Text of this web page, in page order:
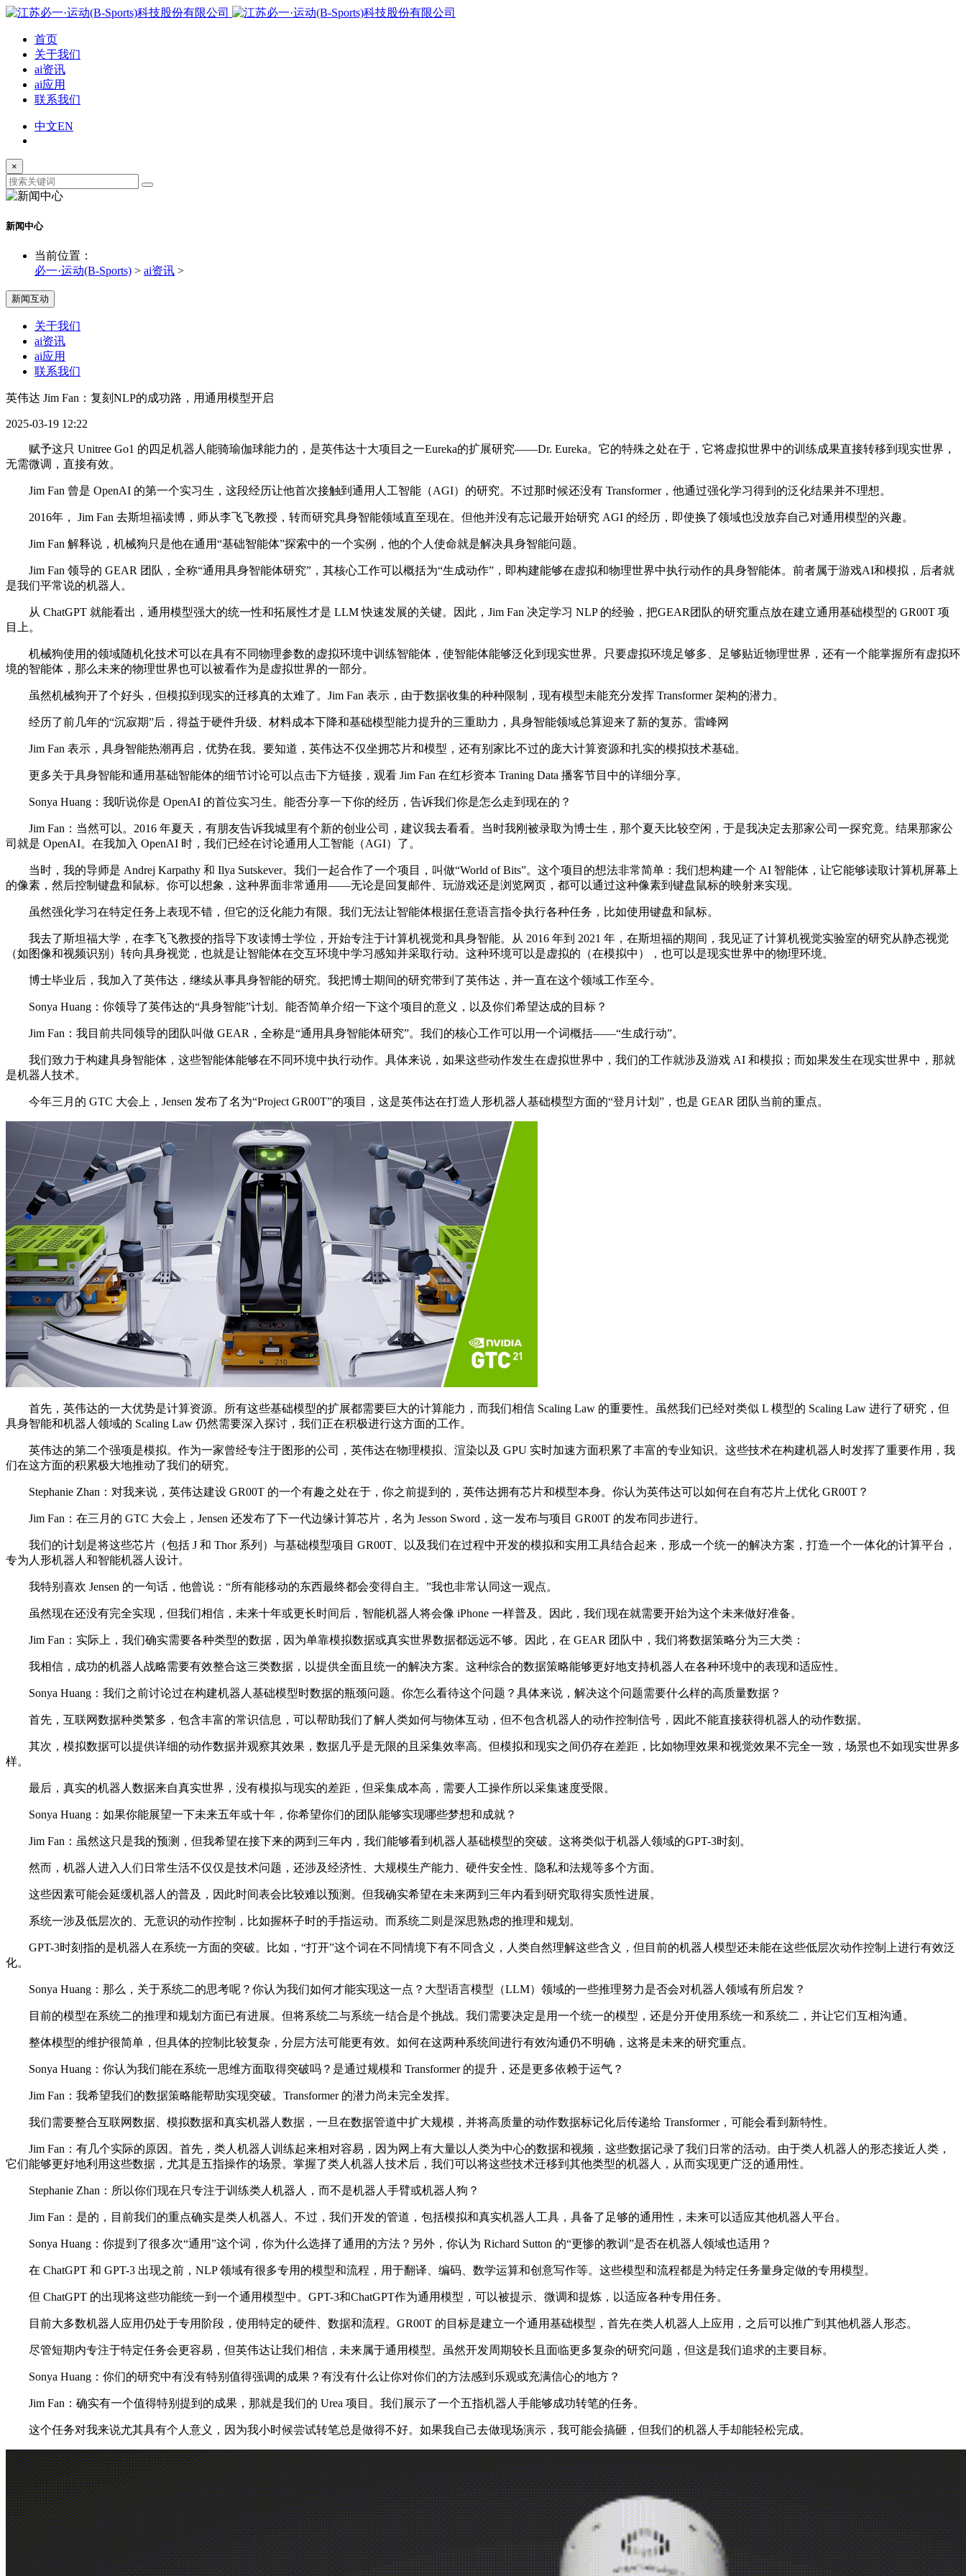
首页
关于我们
ai资讯
ai应用
联系我们
中文EN
×
新闻中心
当前位置：
必一·运动(B-Sports) > ai资讯 >
新闻互动
关于我们
ai资讯
ai应用
联系我们
英伟达 Jim Fan：复刻NLP的成功路，用通用模型开启
2025-03-19 12:22
赋予这只 Unitree Go1 的四足机器人能骑瑜伽球能力的，是英伟达十大项目之一Eureka的扩展研究——Dr. Eureka。它的特殊之处在于，它将虚拟世界中的训练成果直接转移到现实世界，
无需微调，直接有效。
Jim Fan 曾是 OpenAI 的第一个实习生，这段经历让他首次接触到通用人工智能（AGI）的研究。不过那时候还没有 Transformer，他通过强化学习得到的泛化结果并不理想。
2016年， Jim Fan 去斯坦福读博，师从李飞飞教授，转而研究具身智能领域直至现在。但他并没有忘记最开始研究 AGI 的经历，即使换了领域也没放弃自己对通用模型的兴趣。
Jim Fan 解释说，机械狗只是他在通用“基础智能体”探索中的一个实例，他的个人使命就是解决具身智能问题。
Jim Fan 领导的 GEAR 团队，全称“通用具身智能体研究”，其核心工作可以概括为“生成动作”，即构建能够在虚拟和物理世界中执行动作的具身智能体。前者属于游戏AI和模拟，后者就
是我们平常说的机器人。
从 ChatGPT 就能看出，通用模型强大的统一性和拓展性才是 LLM 快速发展的关键。因此，Jim Fan 决定学习 NLP 的经验，把GEAR团队的研究重点放在建立通用基础模型的 GR00T 项
目上。
机械狗使用的领域随机化技术可以在具有不同物理参数的虚拟环境中训练智能体，使智能体能够泛化到现实世界。只要虚拟环境足够多、足够贴近物理世界，还有一个能掌握所有虚拟环
境的智能体，那么未来的物理世界也可以被看作为是虚拟世界的一部分。
虽然机械狗开了个好头，但模拟到现实的迁移真的太难了。Jim Fan 表示，由于数据收集的种种限制，现有模型未能充分发挥 Transformer 架构的潜力。
经历了前几年的“沉寂期”后，得益于硬件升级、材料成本下降和基础模型能力提升的三重助力，具身智能领域总算迎来了新的复苏。雷峰网
Jim Fan 表示，具身智能热潮再启，优势在我。要知道，英伟达不仅坐拥芯片和模型，还有别家比不过的庞大计算资源和扎实的模拟技术基础。
更多关于具身智能和通用基础智能体的细节讨论可以点击下方链接，观看 Jim Fan 在红杉资本 Traning Data 播客节目中的详细分享。
Sonya Huang：我听说你是 OpenAI 的首位实习生。能否分享一下你的经历，告诉我们你是怎么走到现在的？
Jim Fan：当然可以。2016 年夏天，有朋友告诉我城里有个新的创业公司，建议我去看看。当时我刚被录取为博士生，那个夏天比较空闲，于是我决定去那家公司一探究竟。结果那家公
司就是 OpenAI。在我加入 OpenAI 时，我们已经在讨论通用人工智能（AGI）了。
当时，我的导师是 Andrej Karpathy 和 Ilya Sutskever。我们一起合作了一个项目，叫做“World of Bits”。这个项目的想法非常简单：我们想构建一个 AI 智能体，让它能够读取计算机屏幕上
的像素，然后控制键盘和鼠标。你可以想象，这种界面非常通用——无论是回复邮件、玩游戏还是浏览网页，都可以通过这种像素到键盘鼠标的映射来实现。
虽然强化学习在特定任务上表现不错，但它的泛化能力有限。我们无法让智能体根据任意语言指令执行各种任务，比如使用键盘和鼠标。
我去了斯坦福大学，在李飞飞教授的指导下攻读博士学位，开始专注于计算机视觉和具身智能。从 2016 年到 2021 年，在斯坦福的期间，我见证了计算机视觉实验室的研究从静态视觉
（如图像和视频识别）转向具身视觉，也就是让智能体在交互环境中学习感知并采取行动。这种环境可以是虚拟的（在模拟中），也可以是现实世界中的物理环境。
博士毕业后，我加入了英伟达，继续从事具身智能的研究。我把博士期间的研究带到了英伟达，并一直在这个领域工作至今。
Sonya Huang：你领导了英伟达的“具身智能”计划。能否简单介绍一下这个项目的意义，以及你们希望达成的目标？
Jim Fan：我目前共同领导的团队叫做 GEAR，全称是“通用具身智能体研究”。我们的核心工作可以用一个词概括——“生成行动”。
我们致力于构建具身智能体，这些智能体能够在不同环境中执行动作。具体来说，如果这些动作发生在虚拟世界中，我们的工作就涉及游戏 AI 和模拟；而如果发生在现实世界中，那就
是机器人技术。
今年三月的 GTC 大会上，Jensen 发布了名为“Project GR00T”的项目，这是英伟达在打造人形机器人基础模型方面的“登月计划”，也是 GEAR 团队当前的重点。
首先，英伟达的一大优势是计算资源。所有这些基础模型的扩展都需要巨大的计算能力，而我们相信 Scaling Law 的重要性。虽然我们已经对类似 L 模型的 Scaling Law 进行了研究，但
具身智能和机器人领域的 Scaling Law 仍然需要深入探讨，我们正在积极进行这方面的工作。
英伟达的第二个强项是模拟。作为一家曾经专注于图形的公司，英伟达在物理模拟、渲染以及 GPU 实时加速方面积累了丰富的专业知识。这些技术在构建机器人时发挥了重要作用，我
们在这方面的积累极大地推动了我们的研究。
Stephanie Zhan：对我来说，英伟达建设 GR00T 的一个有趣之处在于，你之前提到的，英伟达拥有芯片和模型本身。你认为英伟达可以如何在自有芯片上优化 GR00T？
Jim Fan：在三月的 GTC 大会上，Jensen 还发布了下一代边缘计算芯片，名为 Jesson Sword，这一发布与项目 GR00T 的发布同步进行。
我们的计划是将这些芯片（包括 J 和 Thor 系列）与基础模型项目 GR00T、以及我们在过程中开发的模拟和实用工具结合起来，形成一个统一的解决方案，打造一个一体化的计算平台，
专为人形机器人和智能机器人设计。
我特别喜欢 Jensen 的一句话，他曾说：“所有能移动的东西最终都会变得自主。”我也非常认同这一观点。
虽然现在还没有完全实现，但我们相信，未来十年或更长时间后，智能机器人将会像 iPhone 一样普及。因此，我们现在就需要开始为这个未来做好准备。
Jim Fan：实际上，我们确实需要各种类型的数据，因为单靠模拟数据或真实世界数据都远远不够。因此，在 GEAR 团队中，我们将数据策略分为三大类：
我相信，成功的机器人战略需要有效整合这三类数据，以提供全面且统一的解决方案。这种综合的数据策略能够更好地支持机器人在各种环境中的表现和适应性。
Sonya Huang：我们之前讨论过在构建机器人基础模型时数据的瓶颈问题。你怎么看待这个问题？具体来说，解决这个问题需要什么样的高质量数据？
首先，互联网数据种类繁多，包含丰富的常识信息，可以帮助我们了解人类如何与物体互动，但不包含机器人的动作控制信号，因此不能直接获得机器人的动作数据。
其次，模拟数据可以提供详细的动作数据并观察其效果，数据几乎是无限的且采集效率高。但模拟和现实之间仍存在差距，比如物理效果和视觉效果不完全一致，场景也不如现实世界多
样。
最后，真实的机器人数据来自真实世界，没有模拟与现实的差距，但采集成本高，需要人工操作所以采集速度受限。
Sonya Huang：如果你能展望一下未来五年或十年，你希望你们的团队能够实现哪些梦想和成就？
Jim Fan：虽然这只是我的预测，但我希望在接下来的两到三年内，我们能够看到机器人基础模型的突破。这将类似于机器人领域的GPT-3时刻。
然而，机器人进入人们日常生活不仅仅是技术问题，还涉及经济性、大规模生产能力、硬件安全性、隐私和法规等多个方面。
这些因素可能会延缓机器人的普及，因此时间表会比较难以预测。但我确实希望在未来两到三年内看到研究取得实质性进展。
系统一涉及低层次的、无意识的动作控制，比如握杯子时的手指运动。而系统二则是深思熟虑的推理和规划。
GPT-3时刻指的是机器人在系统一方面的突破。比如，“打开”这个词在不同情境下有不同含义，人类自然理解这些含义，但目前的机器人模型还未能在这些低层次动作控制上进行有效泛
化。
Sonya Huang：那么，关于系统二的思考呢？你认为我们如何才能实现这一点？大型语言模型（LLM）领域的一些推理努力是否会对机器人领域有所启发？
目前的模型在系统二的推理和规划方面已有进展。但将系统二与系统一结合是个挑战。我们需要决定是用一个统一的模型，还是分开使用系统一和系统二，并让它们互相沟通。
整体模型的维护很简单，但具体的控制比较复杂，分层方法可能更有效。如何在这两种系统间进行有效沟通仍不明确，这将是未来的研究重点。
Sonya Huang：你认为我们能在系统一思维方面取得突破吗？是通过规模和 Transformer 的提升，还是更多依赖于运气？
Jim Fan：我希望我们的数据策略能帮助实现突破。Transformer 的潜力尚未完全发挥。
我们需要整合互联网数据、模拟数据和真实机器人数据，一旦在数据管道中扩大规模，并将高质量的动作数据标记化后传递给 Transformer，可能会看到新特性。
Jim Fan：有几个实际的原因。首先，类人机器人训练起来相对容易，因为网上有大量以人类为中心的数据和视频，这些数据记录了我们日常的活动。由于类人机器人的形态接近人类，
它们能够更好地利用这些数据，尤其是五指操作的场景。掌握了类人机器人技术后，我们可以将这些技术迁移到其他类型的机器人，从而实现更广泛的通用性。
Stephanie Zhan：所以你们现在只专注于训练类人机器人，而不是机器人手臂或机器人狗？
Jim Fan：是的，目前我们的重点确实是类人机器人。不过，我们开发的管道，包括模拟和真实机器人工具，具备了足够的通用性，未来可以适应其他机器人平台。
Sonya Huang：你提到了很多次“通用”这个词，你为什么选择了通用的方法？另外，你认为 Richard Sutton 的“更惨的教训”是否在机器人领域也适用？
在 ChatGPT 和 GPT-3 出现之前，NLP 领域有很多专用的模型和流程，用于翻译、编码、数学运算和创意写作等。这些模型和流程都是为特定任务量身定做的专用模型。
但 ChatGPT 的出现将这些功能统一到一个通用模型中。GPT-3和ChatGPT作为通用模型，可以被提示、微调和提炼，以适应各种专用任务。
目前大多数机器人应用仍处于专用阶段，使用特定的硬件、数据和流程。GR00T 的目标是建立一个通用基础模型，首先在类人机器人上应用，之后可以推广到其他机器人形态。
尽管短期内专注于特定任务会更容易，但英伟达让我们相信，未来属于通用模型。虽然开发周期较长且面临更多复杂的研究问题，但这是我们追求的主要目标。
Sonya Huang：你们的研究中有没有特别值得强调的成果？有没有什么让你对你们的方法感到乐观或充满信心的地方？
Jim Fan：确实有一个值得特别提到的成果，那就是我们的 Urea 项目。我们展示了一个五指机器人手能够成功转笔的任务。
这个任务对我来说尤其具有个人意义，因为我小时候尝试转笔总是做得不好。如果我自己去做现场演示，我可能会搞砸，但我们的机器人手却能轻松完成。